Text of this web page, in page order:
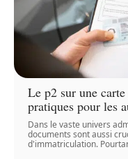
Le p2 sur une
pratiques pour les
Dans le vaste univers
documents sont aussi
d'immatriculation.